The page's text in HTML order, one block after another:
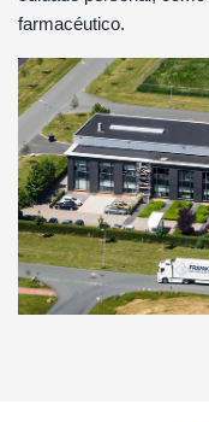
farmacéutico.